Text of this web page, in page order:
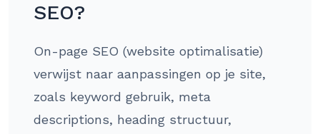
SEO?
On-page SEO (website optimalisatie)
verwijst naar aanpassingen op je site,
zoals keyword gebruik, meta
descriptions, heading structuur,